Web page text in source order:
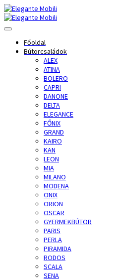
Főoldal
Bútorcsaládok
ALEX
ATINA
BOLERO
CAPRI
DANONE
DELTA
ELEGANCE
FŐNIX
GRAND
KAIRO
KAN
LEON
MIA
MILANO
MODENA
ONIX
ORION
OSCAR
GYERMEKBÚTOR
PARIS
PERLA
PIRAMIDA
RODOS
SCALA
SENA